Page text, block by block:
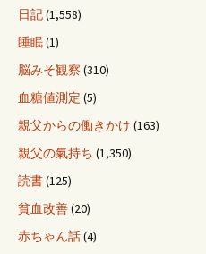
日記(1,558)
睡眠(1)
脳みそ観察 (310)
血糖値測定 (5)
親父からの働きかけ (163)
親父の氣持ち (1,350)
読書(125)
貧血改善(20)
赤ちゃん話(4)